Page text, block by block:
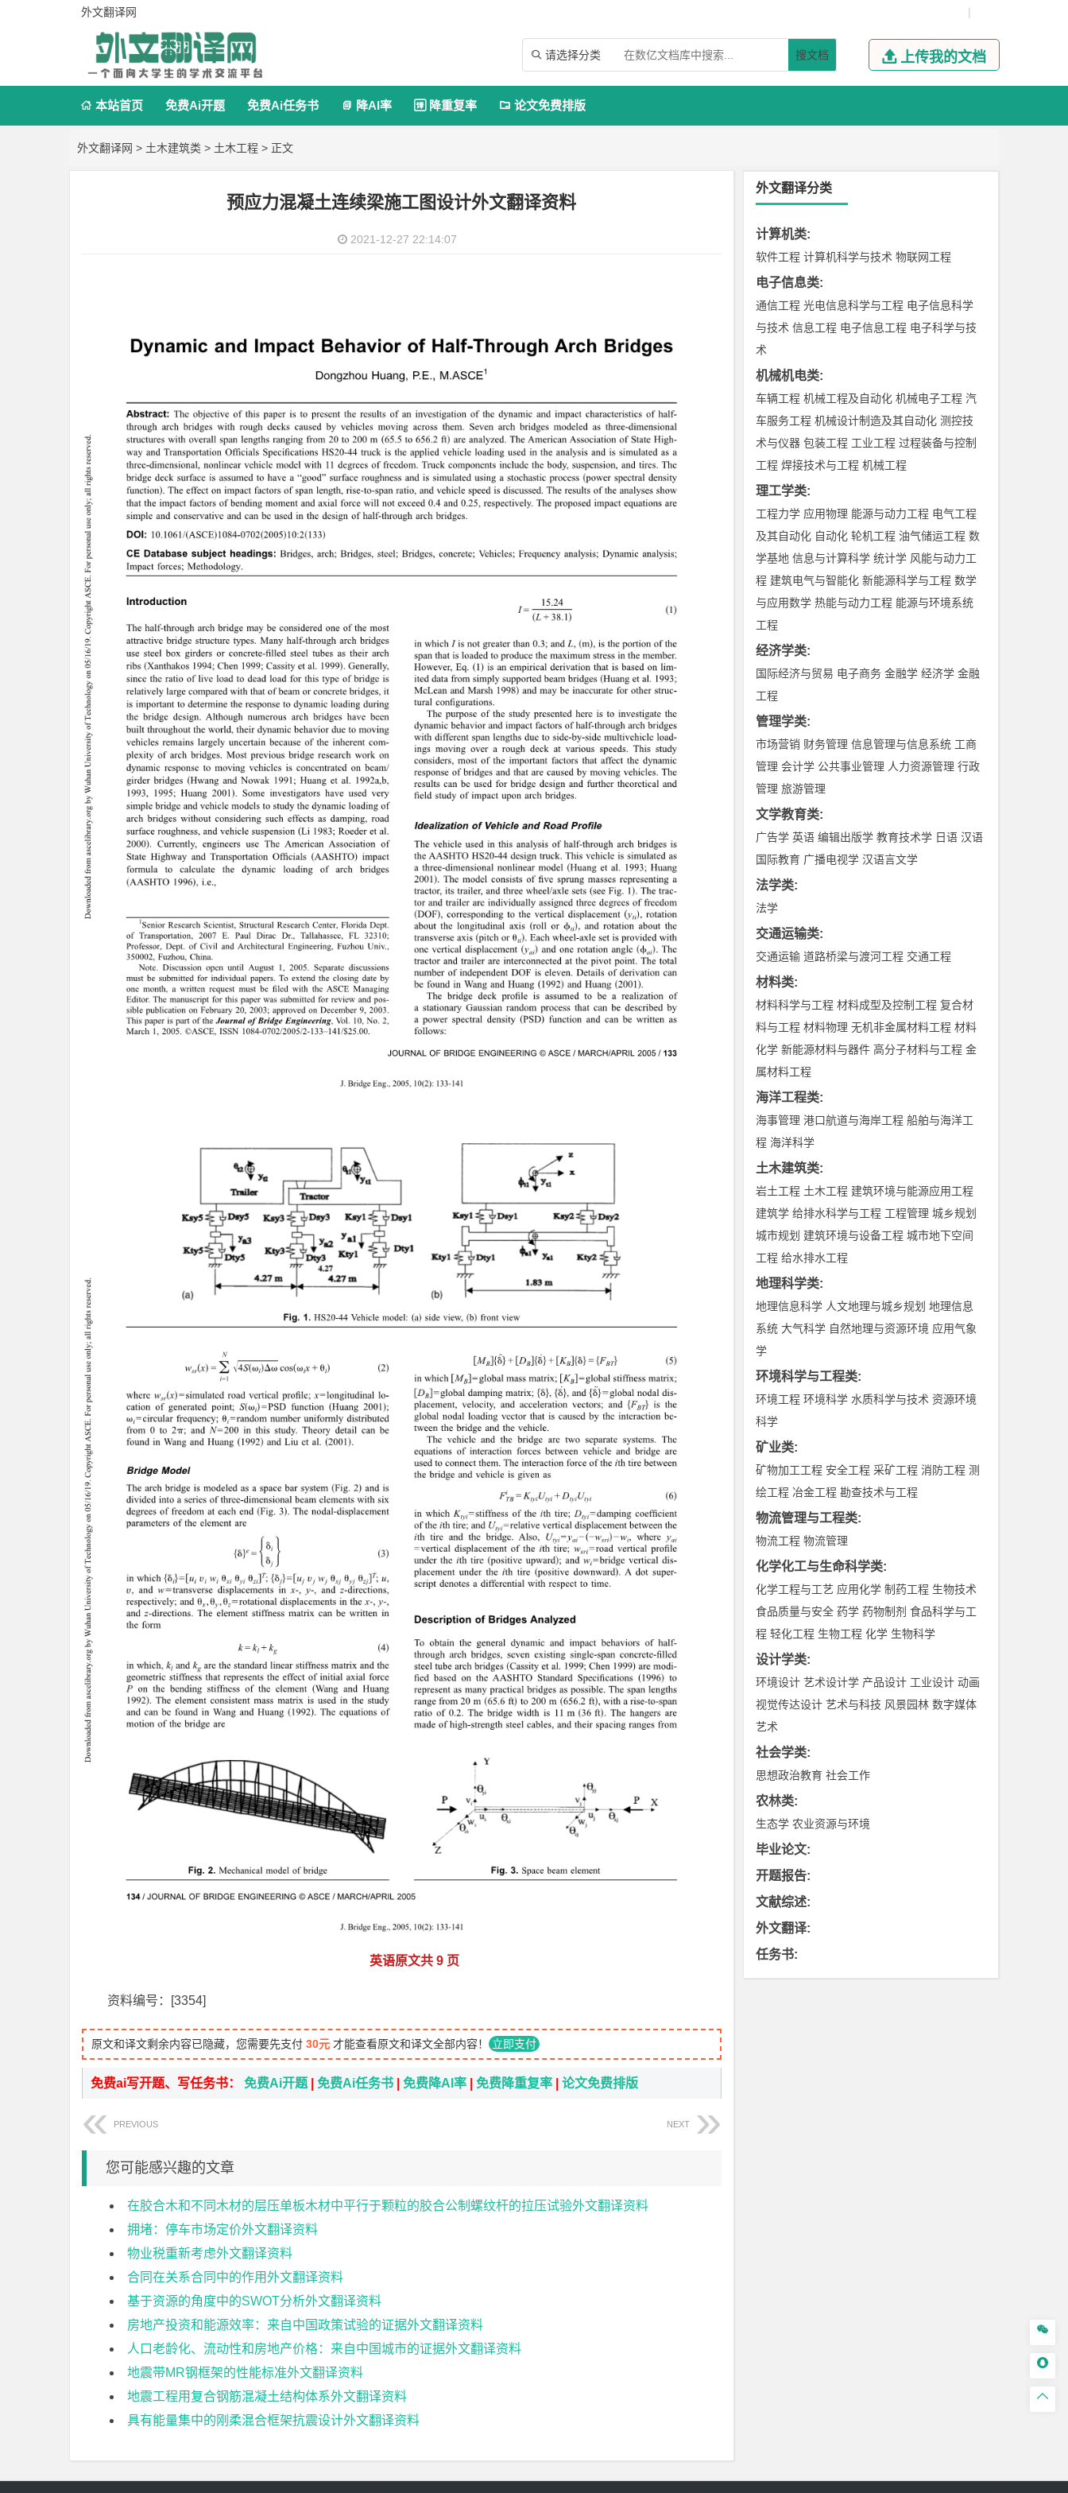
外文翻译网 |
 请选择分类 搜文档  上传我的文档
 本站首页 免费Ai开题 免费Ai任务书  降AI率  降重复率  论文免费排版
外文翻译网 > 土木建筑类 > 土木工程 > 正文
预应力混凝土连续梁施工图设计外文翻译资料
2021-12-27 22:14:07
英语原文共 9 页
资料编号：[3354]
原文和译文剩余内容已隐藏，您需要先支付 30元 才能查看原文和译文全部内容！ 立即支付
免费ai写开题、写任务书： 免费Ai开题 免费Ai任务书 免费降AI率 免费降重复率 论文免费排版
PREVIOUS NEXT
您可能感兴趣的文章
在胶合木和不同木材的层压单板木材中平行于颗粒的胶合公制螺纹杆的拉压试验外文翻译资料
拥堵：停车市场定价外文翻译资料
物业税重新考虑外文翻译资料
合同在关系合同中的作用外文翻译资料
基于资源的角度中的SWOT分析外文翻译资料
房地产投资和能源效率：来自中国政策试验的证据外文翻译资料
人口老龄化、流动性和房地产价格：来自中国城市的证据外文翻译资料
地震带MR钢框架的性能标准外文翻译资料
地震工程用复合钢筋混凝土结构体系外文翻译资料
具有能量集中的刚柔混合框架抗震设计外文翻译资料
外文翻译分类
计算机类:
软件工程 计算机科学与技术 物联网工程
电子信息类:
通信工程 光电信息科学与工程 电子信息科学
与技术 信息工程 电子信息工程 电子科学与技
术
机械机电类:
车辆工程 机械工程及自动化 机械电子工程 汽
车服务工程 机械设计制造及其自动化 测控技
术与仪器 包装工程 工业工程 过程装备与控制
工程 焊接技术与工程 机械工程
理工学类:
工程力学 应用物理 能源与动力工程 电气工程
及其自动化 自动化 轮机工程 油气储运工程 数
学基地 信息与计算科学 统计学 风能与动力工
程 建筑电气与智能化 新能源科学与工程 数学
与应用数学 热能与动力工程 能源与环境系统
工程
经济学类:
国际经济与贸易 电子商务 金融学 经济学 金融
工程
管理学类:
市场营销 财务管理 信息管理与信息系统 工商
管理 会计学 公共事业管理 人力资源管理 行政
管理 旅游管理
文学教育类:
广告学 英语 编辑出版学 教育技术学 日语 汉语
国际教育 广播电视学 汉语言文学
法学类:
法学
交通运输类:
交通运输 道路桥梁与渡河工程 交通工程
材料类:
材料科学与工程 材料成型及控制工程 复合材
料与工程 材料物理 无机非金属材料工程 材料
化学 新能源材料与器件 高分子材料与工程 金
属材料工程
海洋工程类:
海事管理 港口航道与海岸工程 船舶与海洋工
程 海洋科学
土木建筑类:
岩土工程 土木工程 建筑环境与能源应用工程
建筑学 给排水科学与工程 工程管理 城乡规划
城市规划 建筑环境与设备工程 城市地下空间
工程 给水排水工程
地理科学类:
地理信息科学 人文地理与城乡规划 地理信息
系统 大气科学 自然地理与资源环境 应用气象
学
环境科学与工程类:
环境工程 环境科学 水质科学与技术 资源环境
科学
矿业类:
矿物加工工程 安全工程 采矿工程 消防工程 测
绘工程 冶金工程 勘查技术与工程
物流管理与工程类:
物流工程 物流管理
化学化工与生命科学类:
化学工程与工艺 应用化学 制药工程 生物技术
食品质量与安全 药学 药物制剂 食品科学与工
程 轻化工程 生物工程 化学 生物科学
设计学类:
环境设计 艺术设计学 产品设计 工业设计 动画
视觉传达设计 艺术与科技 风景园林 数字媒体
艺术
社会学类:
思想政治教育 社会工作
农林类:
生态学 农业资源与环境
毕业论文:
开题报告:
文献综述:
外文翻译:
任务书:


